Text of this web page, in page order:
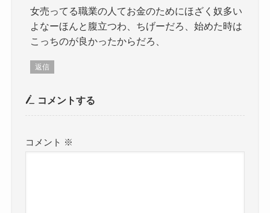
女売ってる職業の人てお金のためにほざく奴多い
よなーほんと腹立つわ、ちげーだろ、始めた時は
こっちのが良かったからだろ、
返信
コメントする
コメント ※